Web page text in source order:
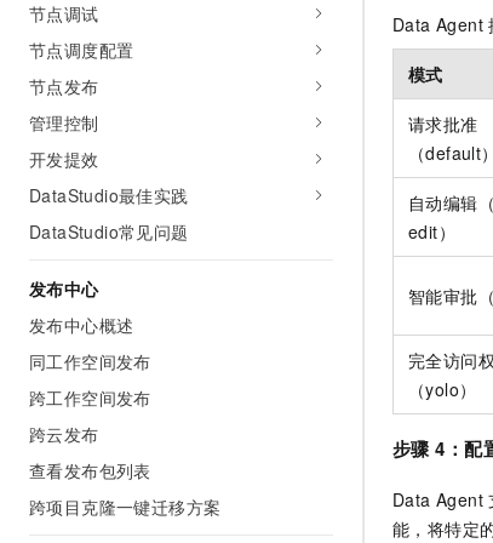
节点调试
节点调度配置
节点发布
管理控制
开发提效
DataStudio最佳实践
DataStudio常见问题
发布中心
发布中心概述
同工作空间发布
跨工作空间发布
跨云发布
查看发布包列表
跨项目克隆一键迁移方案
Data Agent
模式
请求批准
（default）
自动编辑
edit）
智能审批
完全访问
（yolo）
步骤 4：配
Data Agent
能，将特定